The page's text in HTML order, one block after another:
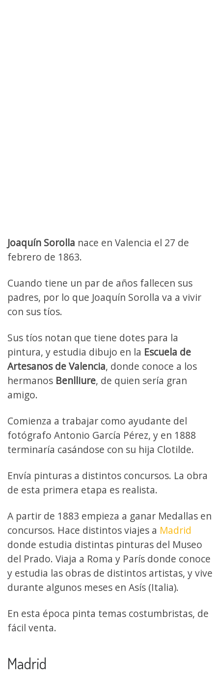
Joaquín Sorolla nace en Valencia el 27 de
febrero de 1863.
Cuando tiene un par de años fallecen sus
padres, por lo que Joaquín Sorolla va a vivir
con sus tíos.
Sus tíos notan que tiene dotes para la
pintura, y estudia dibujo en la Escuela de
Artesanos de Valencia, donde conoce a los
hermanos Benlliure, de quien sería gran
amigo.
Comienza a trabajar como ayudante del
fotógrafo Antonio García Pérez, y en 1888
terminaría casándose con su hija Clotilde.
Envía pinturas a distintos concursos. La obra
de esta primera etapa es realista.
A partir de 1883 empieza a ganar Medallas en
concursos. Hace distintos viajes a Madrid
donde estudia distintas pinturas del Museo
del Prado. Viaja a Roma y París donde conoce
y estudia las obras de distintos artistas, y vive
durante algunos meses en Asís (Italia).
En esta época pinta temas costumbristas, de
fácil venta.
Madrid